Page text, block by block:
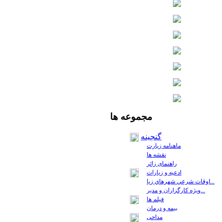
مجموعه ها
گنجینه
ماهنامه زیارت
نقشه ها
راهنمای زائر
ادعیه و زیارات
فيلم ها
بیمه و درمان
مداحی